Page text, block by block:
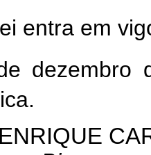
entra em
dezembro